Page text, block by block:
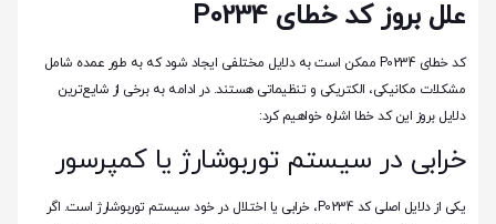
علل بروز کد خطای P0234
کد خطای P0234 ممکن است به دلایل مختلفی ایجاد شود که به طور عمده شامل
مشکلات مکانیکی، الکتریکی و تنظیماتی هستند. در ادامه به برخی از شایع‌ترین
دلایل بروز این کد خطا اشاره خواهیم کرد:
خرابی در سیستم توربوشارژ یا کمپرسور
یکی از دلایل اصلی کد P0234، خرابی یا اختلال در خود سیستم توربوشارژ است. اگر